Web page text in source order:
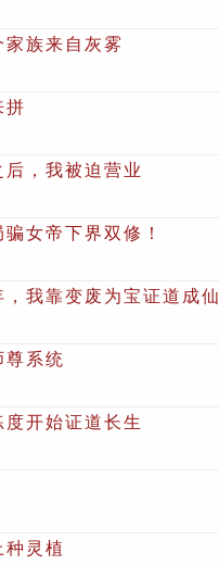
族来自灰雾
拼
后，我被迫营业
女帝下界双修！
我靠变废为宝证道成仙
尊系统
开始证道长生
种灵植